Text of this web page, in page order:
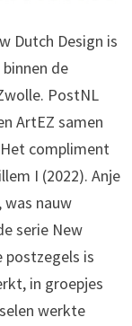
Dutch Design is
de
PostNL
ArtEZ samen
compliment
I (2022). Anje
was nauw
serie New
postzegels is
in groepjes
werkte